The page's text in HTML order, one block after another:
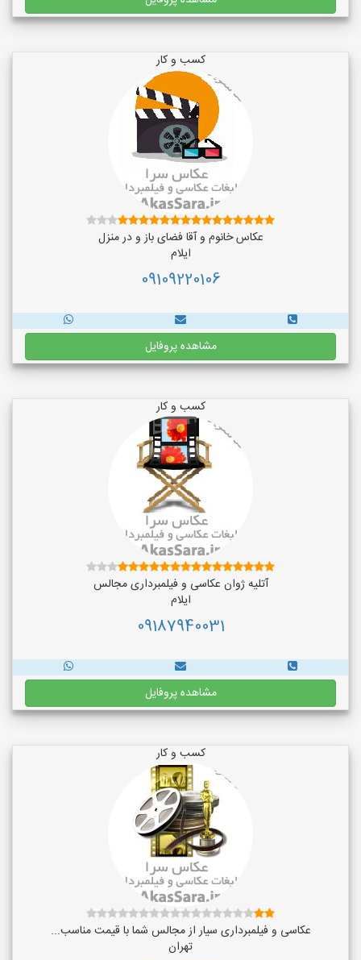
کسب و کار
عکاس خانوم و آقا فضای باز و در منزل
ایلام
09109220106
مشاهده پروفایل
کسب و کار
آتلیه ژوان عکاسی و فیلمبرداری مجالس
ایلام
09187940031
مشاهده پروفایل
کسب و کار
عکاسی و فیلمبرداری سیار از مجالس شما با قیمت مناسب...
تهران